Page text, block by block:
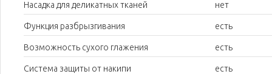
Насадка для деликатных тканей нет
Функция разбрызгивания есть
Возможность сухого глажения есть
Система защиты от накипи есть